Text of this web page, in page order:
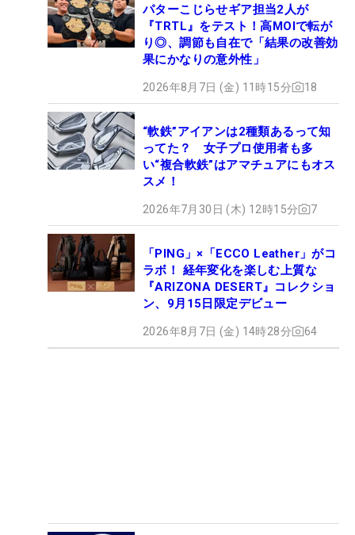
パターこじらせギア担当2人が
『TRTL』をテスト！高MOIで転が
り◎、調節も自在で「結果の改善効
果にかなりの意外性」
2026年8月7日 (金) 11時15分 18
“軟鉄”アイアンは2種類あるって知
ってた？ 女子プロ使用者も多
い“複合軟鉄”はアマチュアにもオス
スメ！
2026年7月30日 (木) 12時15分 7
「PING」×「ECCO Leather」がコ
ラボ！ 経年変化を楽しむ上質な
『ARIZONA DESERT』コレクショ
ン、9月15日限定デビュー
2026年8月7日 (金) 14時28分 64